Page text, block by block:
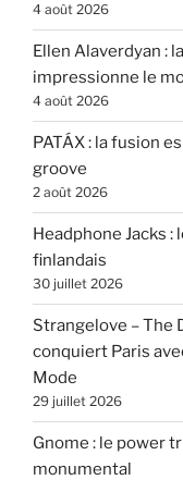
4 août 2026
Ellen Alaverdyan :
impressionne le
4 août 2026
PATÁX : la fusion
groove
2 août 2026
Headphone Jacks
finlandais
30 juillet 2026
Strangelove – The
conquiert Paris
Mode
29 juillet 2026
Gnome : le power
monumental